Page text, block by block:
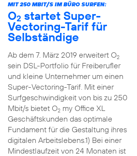
MIT 250 MBIT/S IM BÜRO SURFEN:
O2 startet Super-
Vectoring-Tarif für
Selbständige
Ab dem 7. März 2019 erweitert O2
sein DSL-Portfolio für Freiberufler
und kleine Unternehmer um einen
Super-Vectoring-Tarif. Mit einer
Surfgeschwindigkeit von bis zu 250
Mbit/s bietet O2my Office XL
Geschäftskunden das optimale
Fundament für die Gestaltung ihres
digitalen Arbeitslebens.1) Bei einer
Mindestlaufzeit von 24 Monaten ist